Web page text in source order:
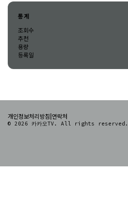
통계
조회수
추천
용량
등록일
개인정보처리방침 연락처
© 2026 카카오TV. All rights reserved.